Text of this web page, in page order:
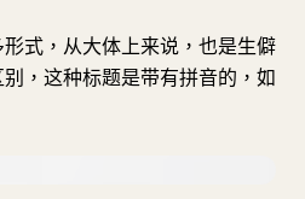
式，从大体上来说，也是生僻
，这种标题是带有拼音的，如